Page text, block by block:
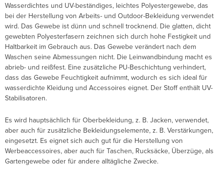
Wasserdichtes und UV-beständiges, leichtes Polyestergewebe, das
bei der Herstellung von Arbeits- und Outdoor-Bekleidung verwendet
wird. Das Gewebe ist dünn und schnell trocknend. Die glatten, dicht
gewebten Polyesterfasern zeichnen sich durch hohe Festigkeit und
Haltbarkeit im Gebrauch aus. Das Gewebe verändert nach dem
Waschen seine Abmessungen nicht. Die Leinwandbindung macht es
abrieb- und reißfest. Eine zusätzliche PU-Beschichtung verhindert,
dass das Gewebe Feuchtigkeit aufnimmt, wodurch es sich ideal für
wasserdichte Kleidung und Accessoires eignet. Der Stoff enthält UV-
Stabilisatoren.
Es wird hauptsächlich für Oberbekleidung, z. B. Jacken, verwendet,
aber auch für zusätzliche Bekleidungselemente, z. B. Verstärkungen,
eingesetzt. Es eignet sich auch gut für die Herstellung von
Werbeaccessoires, aber auch für Taschen, Rucksäcke, Überzüge, als
Gartengewebe oder für andere alltägliche Zwecke.